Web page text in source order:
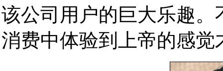
该公司用户的巨大乐趣
消费中体验到上帝的感